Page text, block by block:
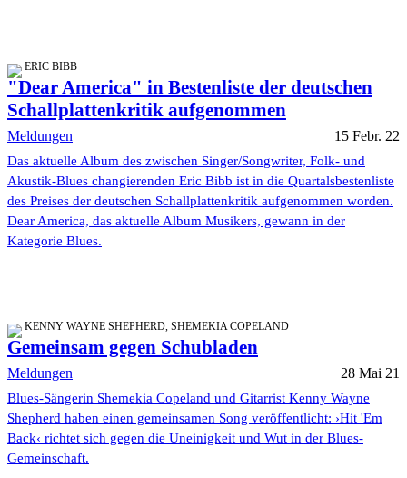
ERIC BIBB
"Dear America" in Bestenliste der deutschen
Schallplattenkritik aufgenommen
Meldungen 15 Febr. 22
Das aktuelle Album des zwischen Singer/Songwriter, Folk- und
Akustik-Blues changierenden Eric Bibb ist in die Quartalsbestenliste
des Preises der deutschen Schallplattenkritik aufgenommen worden.
Dear America, das aktuelle Album Musikers, gewann in der
Kategorie Blues.
KENNY WAYNE SHEPHERD, SHEMEKIA COPELAND
Gemeinsam gegen Schubladen
Meldungen 28 Mai 21
Blues-Sängerin Shemekia Copeland und Gitarrist Kenny Wayne
Shepherd haben einen gemeinsamen Song veröffentlicht: ›Hit 'Em
Back‹ richtet sich gegen die Uneinigkeit und Wut in der Blues-
Gemeinschaft.